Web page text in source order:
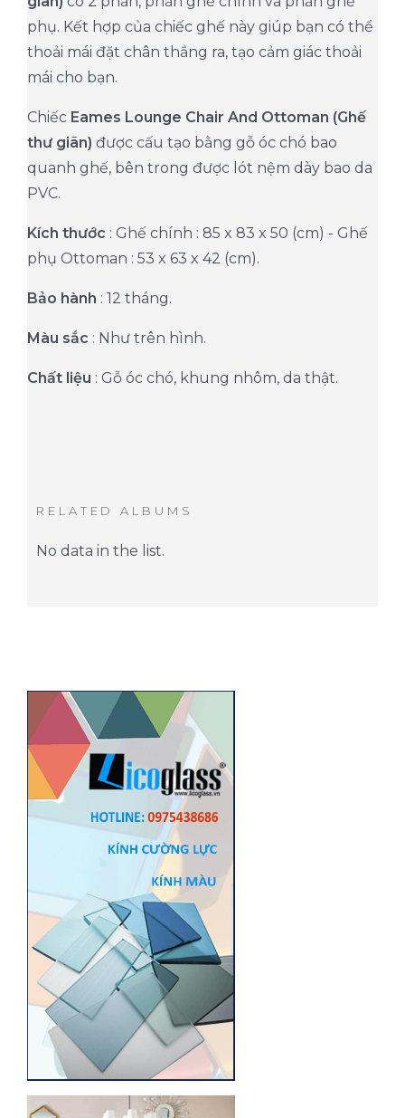
phụ. Kết hợp của chiếc ghế này giúp bạn có thể
thoải mái đặt chân thẳng ra, tạo cảm giác thoải
mái cho bạn.
Chiếc Eames Lounge Chair And Ottoman (Ghế
thư giãn) được cấu tạo bằng gỗ óc chó bao
quanh ghế, bên trong được lót nệm dày bao da
PVC.
Kích thước : Ghế chính : 85 x 83 x 50 (cm) - Ghế
phụ Ottoman : 53 x 63 x 42 (cm).
Bảo hành : 12 tháng.
Màu sắc : Như trên hình.
Chất liệu : Gỗ óc chó, khung nhôm, da thật.
RELATED ALBUMS
No data in the list.